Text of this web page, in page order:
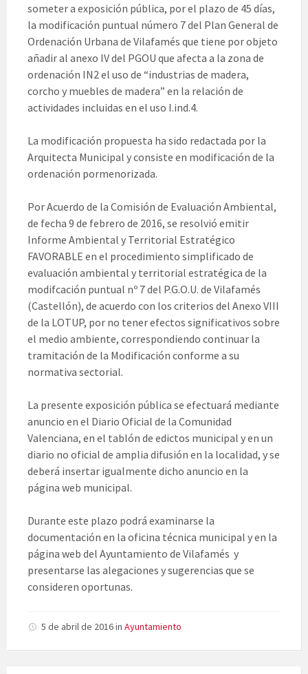
someter a exposición pública, por el plazo de 45 días,
la modificación puntual número 7 del Plan General de
Ordenación Urbana de Vilafamés que tiene por objeto
añadir al anexo IV del PGOU que afecta a la zona de
ordenación IN2 el uso de “industrias de madera,
corcho y muebles de madera” en la relación de
actividades incluidas en el uso I.ind.4.
La modificación propuesta ha sido redactada por la
Arquitecta Municipal y consiste en modificación de la
ordenación pormenorizada.
Por Acuerdo de la Comisión de Evaluación Ambiental,
de fecha 9 de febrero de 2016, se resolvió emitir
Informe Ambiental y Territorial Estratégico
FAVORABLE en el procedimiento simplificado de
evaluación ambiental y territorial estratégica de la
modifcación puntual nº 7 del P.G.O.U. de Vilafamés
(Castellón), de acuerdo con los criterios del Anexo VIII
de la LOTUP, por no tener efectos significativos sobre
el medio ambiente, correspondiendo continuar la
tramitación de la Modificación conforme a su
normativa sectorial.
La presente exposición pública se efectuará mediante
anuncio en el Diario Oficial de la Comunidad
Valenciana, en el tablón de edictos municipal y en un
diario no oficial de amplia difusión en la localidad, y se
deberá insertar igualmente dicho anuncio en la
página web municipal.
Durante este plazo podrá examinarse la
documentación en la oficina técnica municipal y en la
página web del Ayuntamiento de Vilafamés y
presentarse las alegaciones y sugerencias que se
consideren oportunas.
5 de abril de 2016in Ayuntamiento